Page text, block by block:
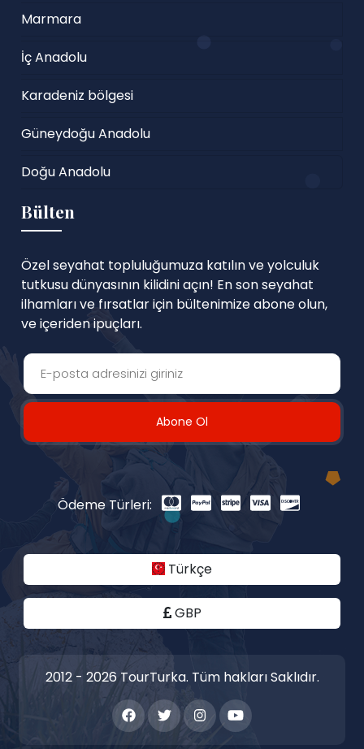
Marmara
İç Anadolu
Karadeniz bölgesi
Güneydoğu Anadolu
Doğu Anadolu
Bülten
Özel seyahat topluluğumuza katılın ve yolculuk
tutkusu dünyasının kilidini açın! En son seyahat
ilhamları ve fırsatlar için bültenimize abone olun,
ve içeriden ipuçları.
Abone Ol
Ödeme Türleri:
Türkçe
GBP
2012 - 2026 TourTurka. Tüm hakları Saklıdır.